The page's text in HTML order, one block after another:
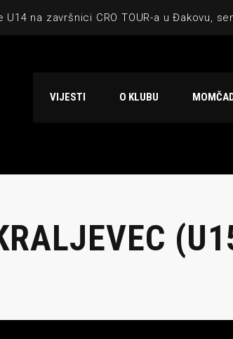
U14 na završnici CRO TOUR-a u Đakovu,
utakmici ugostilo atraktivnu NCAA
VIJESTI O KLUBU